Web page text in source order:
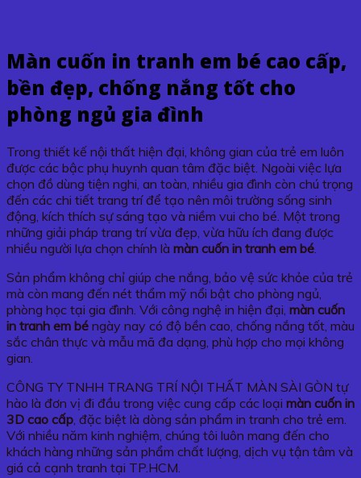
Màn cuốn in tranh em bé cao cấp,
bền đẹp, chống nắng tốt cho
phòng ngủ gia đình
Trong thiết kế nội thất hiện đại, không gian của trẻ em luôn
được các bậc phụ huynh quan tâm đặc biệt. Ngoài việc lựa
chọn đồ dùng tiện nghi, an toàn, nhiều gia đình còn chú trọng
đến các chi tiết trang trí để tạo nên môi trường sống sinh
động, kích thích sự sáng tạo và niềm vui cho bé. Một trong
những giải pháp trang trí vừa đẹp, vừa hữu ích đang được
nhiều người lựa chọn chính là màn cuốn in tranh em bé
Sản phẩm không chỉ giúp che nắng, bảo vệ sức khỏe của trẻ
mà còn mang đến nét thẩm mỹ nổi bật cho phòng ngủ,
phòng học tại gia đình. Với công nghệ in hiện đại, màn cuốn
in tranh em bé ngày nay có độ bền cao, chống nắng tốt, màu
sắc chân thực và mẫu mã đa dạng, phù hợp cho mọi không
gian.
CÔNG TY TNHH TRANG TRÍ NỘI THẤT MÀN SÀI GÒN tự
hào là đơn vị đi đầu trong việc cung cấp các loại màn cuốn in
3D cao cấp , đặc biệt là dòng sản phẩm in tranh cho trẻ em.
Với nhiều năm kinh nghiệm, chúng tôi luôn mang đến cho
khách hàng những sản phẩm chất lượng, dịch vụ tận tâm và
giá cả cạnh tranh tại TP.HCM.